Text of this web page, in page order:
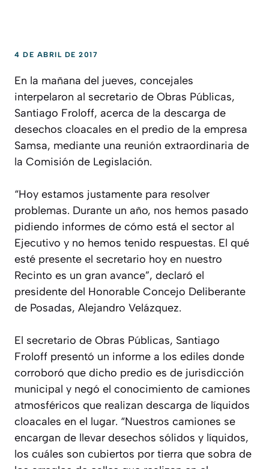
4 DE ABRIL DE 2017
En la mañana del jueves, concejales
interpelaron al secretario de Obras Públicas,
Santiago Froloff, acerca de la descarga de
desechos cloacales en el predio de la empresa
Samsa, mediante una reunión extraordinaria de
la Comisión de Legislación.
“Hoy estamos justamente para resolver
problemas. Durante un año, nos hemos pasado
pidiendo informes de cómo está el sector al
Ejecutivo y no hemos tenido respuestas. El qué
esté presente el secretario hoy en nuestro
Recinto es un gran avance”, declaró el
presidente del Honorable Concejo Deliberante
de Posadas, Alejandro Velázquez.
El secretario de Obras Públicas, Santiago
Froloff presentó un informe a los ediles donde
corroboró que dicho predio es de jurisdicción
municipal y negó el conocimiento de camiones
atmosféricos que realizan descarga de líquidos
cloacales en el lugar. “Nuestros camiones se
encargan de llevar desechos sólidos y líquidos,
los cuáles son cubiertos por tierra que sobra de